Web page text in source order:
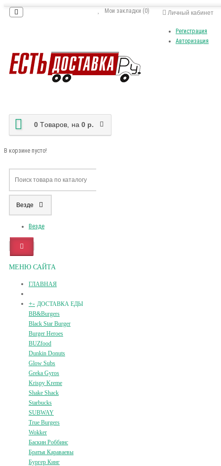
Личный кабинет
Регистрация
Авторизация
Мои закладки (0)
0 Tоваров, на 0 р.
В корзине пусто!
Везде
Везде
МЕНЮ САЙТА
ГЛАВНАЯ
+- ДОСТАВКА ЕДЫ
BB&Burgers
Black Star Burger
Burger Heroes
BUZfood
Dunkin Donuts
Glow Subs
Greka Gyros
Krispy Kreme
Shake Shack
Starbucks
SUBWAY
True Burgers
Wokker
Баскин Роббинс
Братья Караваевы
Бургер Кинг